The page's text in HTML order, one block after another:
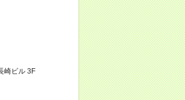
崎ビル 3F